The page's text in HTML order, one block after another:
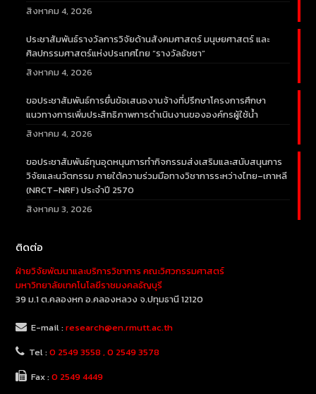
สิงหาคม 4, 2026
ประชาสัมพันธ์รางวัลการวิจัยด้านสังคมศาสตร์ มนุษยศาสตร์ และ
ศิลปกรรมศาสตร์แห่งประเทศไทย “รางวัลธัชชา”
สิงหาคม 4, 2026
ขอประชาสัมพันธ์การยื่นข้อเสนองานจ้างที่ปรึกษาโครงการศึกษา
แนวทางการเพิ่มประสิทธิภาพการดำเนินงานขององค์กรผู้ใช้น้ำ
สิงหาคม 4, 2026
ขอประชาสัมพันธ์ทุนอุดหนุนการทำกิจกรรมส่งเสริมและสนับสนุนการ
วิจัยและนวัตกรรม ภายใต้ความร่วมมือทางวิชาการระหว่างไทย–เกาหลี
(NRCT–NRF) ประจำปี 2570
สิงหาคม 3, 2026
ติดต่อ
ฝ่ายวิจัยพัฒนาและบริการวิชาการ คณะวิศวกรรมศาสตร์
มหาวิทยาลัยเทคโนโลยีราชมงคลธัญบุรี
39 ม.1 ต.คลองหก อ.คลองหลวง จ.ปทุมธานี 12120
E-mail :research@en.rmutt.ac.th
Tel :0 2549 3558 , 0 2549 3578
Fax :0 2549 4449